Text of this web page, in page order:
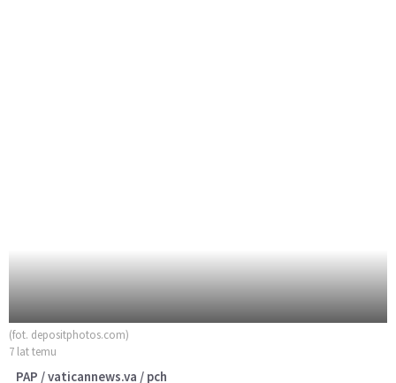
(fot. depositphotos.com)
7 lat temu
PAP / vaticannews.va / pch